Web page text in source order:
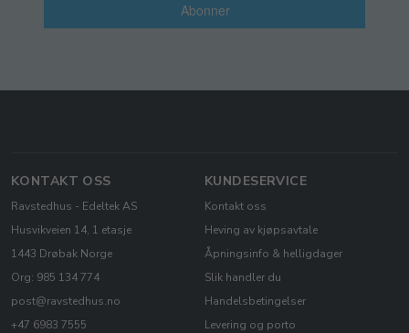
Abonner
KONTAKT OSS
Ravstedhus - Edeltek AS
Husvikveien 14, 1 etasje
1443 Drøbak Norge
Org: 985 134 774
post@ravstedhus.no
+47 6983 7555
KUNDESERVICE
Kontakt oss
Heving av kjøpsavtale
Åpningsinfo & helligdager
Slik handler du
Handelsbetingelser
Levering og porto